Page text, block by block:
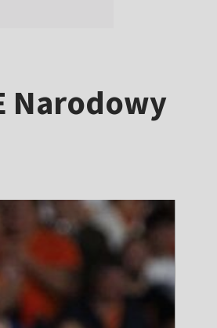
Narodowy